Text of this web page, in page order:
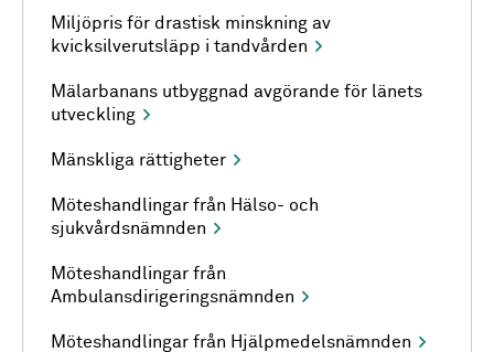
Miljöpris för drastisk minskning av
kvicksilverutsläpp i tandvården
Mälarbanans utbyggnad avgörande för länets
utveckling
Mänskliga rättigheter
Möteshandlingar från Hälso- och
sjukvårdsnämnden
Möteshandlingar från
Ambulansdirigeringsnämnden
Möteshandlingar från Hjälpmedelsnämnden